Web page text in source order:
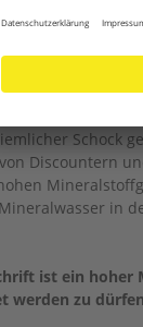
besonders
Schock
Discountern
in
ist ein
werden zu